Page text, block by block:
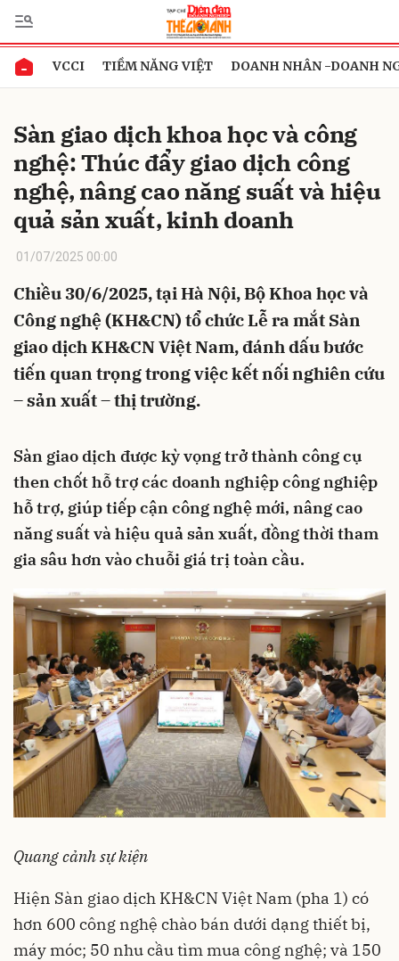
VCCI TIỀM NĂNG VIỆT DOANH NHÂN -DOANH
Sàn giao dịch khoa học và công
nghệ: Thúc đẩy giao dịch công
nghệ, nâng cao năng suất và hiệu
quả sản xuất, kinh doanh
01/07/2025 00:00
Chiều 30/6/2025, tại Hà Nội, Bộ Khoa học và
Công nghệ (KH&CN) tổ chức Lễ ra mắt Sàn
giao dịch KH&CN Việt Nam, đánh dấu bước
tiến quan trọng trong việc kết nối nghiên cứu
– sản xuất – thị trường.
Sàn giao dịch được kỳ vọng trở thành công cụ
then chốt hỗ trợcác doanh nghiệp công nghiệp
hỗ trợ, giúp tiếp cận công nghệ mới, nâng cao
năng suất và hiệu quả sản xuất, đồng thời tham
gia sâu hơn vào chuỗi giá trị toàn cầu.
Quang cảnh sự kiện
Hiện Sàn giao dịch KH&CN Việt Nam (pha 1) có
hơn 600 công nghệ chào bán dưới dạng thiết bị,
máy móc; 50 nhu cầu tìm mua công nghệ; và 150
Gửi bình luận